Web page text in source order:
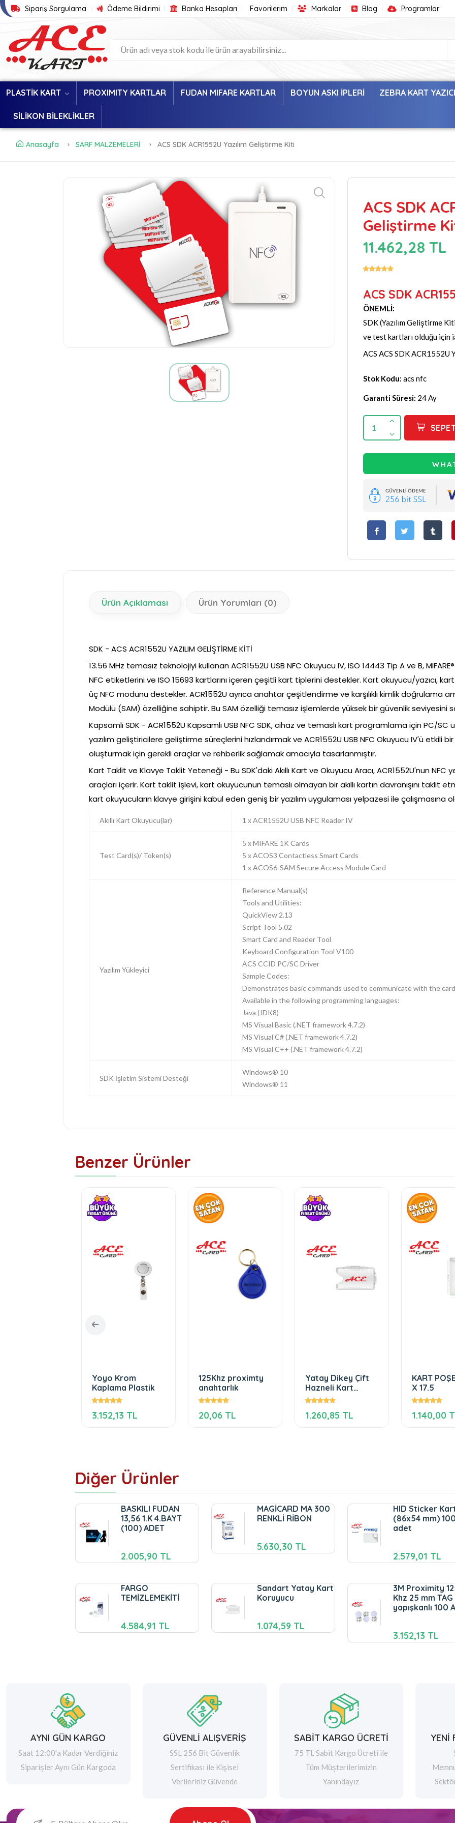
Sipariş Sorgulama Ödeme Bildirimi Banka Hesapları Favorilerim Markalar Blog Programlar
PLASTİK KART PROXIMITY KARTLAR FUDAN MIFARE KARTLAR BOYUN ASKI İPLERİ ZEBRA KART
SİLİKON BİLEKLİKLER
Anasayfa SARF MALZEMELERİ ACS SDK ACR1552U Yazılım Geliştirme Kiti
ACS SDK
Geliştirme
11.462,28 TL
ACS SDK
ÖNEMLİ:
SDK (Yazılım Geliştirme
ve test kartları olduğu için
ACS ACS SDK ACR1552U
Stok Kodu: acs nfc
Garanti Süresi: 24 Ay
1
Ürün Açıklaması Ürün Yorumları (0)
SDK - ACS ACR1552U YAZILIM GELİŞTİRME KİTİ
13.56 MHz temasız teknolojiyi kullanan ACR1552U USB NFC Okuyucu IV, ISO 14443 Tip A ve B,
NFC etiketlerini ve ISO 15693 kartlarını içeren çeşitli kart tiplerini destekler. Kart okuyucu/yazıcı,
üç NFC modunu destekler. ACR1552U ayrıca anahtar çeşitlendirme ve karşılıklı kimlik doğrulama
Modülü (SAM) özelliğine sahiptir. Bu SAM özelliği temasız işlemlerde yüksek bir güvenlik seviyesini
Kapsamlı SDK - ACR1552U Kapsamlı USB NFC SDK, cihaz ve temaslı kart programlama için PC/
yazılım geliştiricilere geliştirme süreçlerini hızlandırmak ve ACR1552U USB NFC Okuyucu IV'ü etkili
oluşturmak için gerekli araçlar ve rehberlik sağlamak amacıyla tasarlanmıştır.
Kart Taklit ve Klavye Taklit Yeteneği - Bu SDK'daki Akıllı Kart ve Okuyucu Aracı, ACR1552U'nun
araçları içerir. Kart taklit işlevi, kart okuyucunun temaslı olmayan bir akıllı kartın davranışını taklit
kart okuyucuların klavye girişini kabul eden geniş bir yazılım uygulaması yelpazesi ile çalışmasına
Akıllı Kart Okuyucu(lar) 1 x ACR1552U USB NFC Reader IV
Test Card(s)/ Token(s)
5 x MIFARE 1K Cards
5 x ACOS3 Contactless Smart Cards
1 x ACOS6-SAM Secure Access Module Card
Yazılım Yükleyici
Reference Manual(s)
Tools and Utilities:
QuickView 2.13
Script Tool 5.02
Smart Card and Reader Tool
Keyboard Configuration Tool V100
ACS CCID PC/SC Driver
Sample Codes:
Demonstrates basic commands used to communicate with the
Available in the following programming languages:
Java (JDK8)
MS Visual Basic (.NET framework 4.7.2)
MS Visual C# (.NET framework 4.7.2)
MS Visual C++ (.NET framework 4.7.2)
SDK İşletim Sistemi Desteği
Windows® 10
Windows® 11
Benzer Ürünler
Yoyo Krom
Kaplama Plastik
3.152,13 TL
125Khz proximty
anahtarlık
20,06 TL
Yatay Dikey Çift
Hazneli Kart
Koruyucu
1.260,85 TL
KART
X 17.5
1.140,00
Diğer Ürünler
BASKILI FUDAN
13,56 1.K 4.BAYT
(100) ADET
2.005,90 TL
MAGİCARD MA 300
RENKLİ RİBON
5.630,30 TL
HID Sticker
(86x54 mm) 100
adet
2.579,01 TL
FARGO
TEMİZLEMEKİTİ
4.584,91 TL
Sandart Yatay Kart
Koruyucu
1.074,59 TL
3M Proximity
Khz 25 mm TAG
yapışkanlı 100
3.152,13 TL
AYNI GÜN KARGO
Saat 12:00'a Kadar Verdiğiniz
Siparişler Aynı Gün Kargoda
GÜVENLİ ALIŞVERİŞ
SSL 256 Bit Güvenlik
Sertifikası ile Kişisel
Verileriniz Güvende
SABİT KARGO ÜCRETİ
75 TL Sabit Kargo Ücreti ile
Tüm Müşterilerimizin
Yanındayız
YENİ